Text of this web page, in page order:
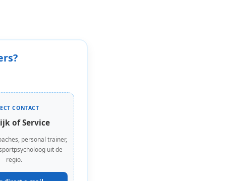
CONTACT
of Service
personal trainer,
uit de
regio.